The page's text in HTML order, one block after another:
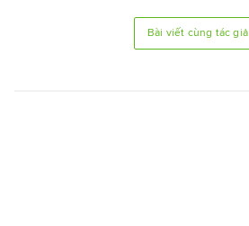
Bài viết cùng tác giả